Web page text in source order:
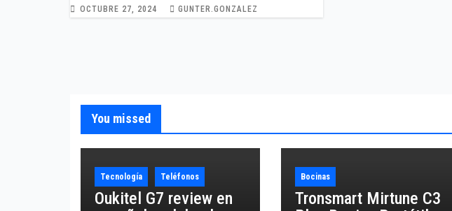
OCTUBRE 27, 2024 GUNTER.GONZALEZ
You missed
Tecnología Teléfonos
Oukitel G7 review en
Bocinas
Tronsmart Mirtune C3